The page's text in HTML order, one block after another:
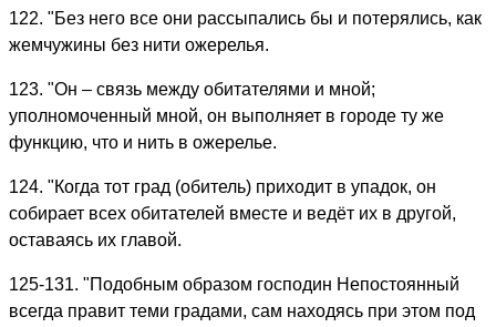
122. "Без него все они рассыпались бы и потерялись, как
жемчужины без нити ожерелья.
123. "Он – связь между обитателями и мной;
уполномоченный мной, он выполняет в городе ту же
функцию, что и нить в ожерелье.
124. "Когда тот град (обитель) приходит в упадок, он
собирает всех обитателей вместе и ведёт их в другой,
оставаясь их главой.
125-131. "Подобным образом господин Непостоянный
всегда правит теми градами, сам находясь при этом под